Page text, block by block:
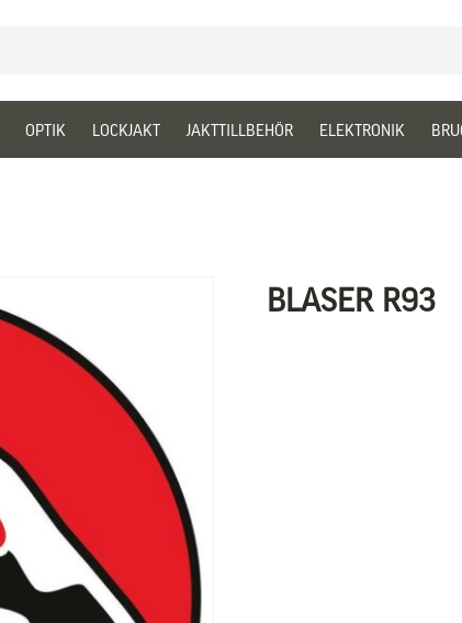
OPTIK LOCKJAKT JAKTTILLBEHÖR ELEKTRONIK
BLASER R93